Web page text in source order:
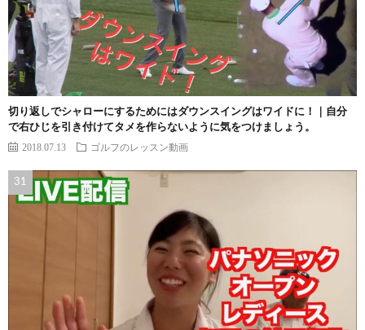
切り返しでシャローにするためにはダウンスイングはワイドに！｜自分
で右ひじを引き付けてタメを作らないように気をつけましょう。
2018.07.13 ゴルフのレッスン動画